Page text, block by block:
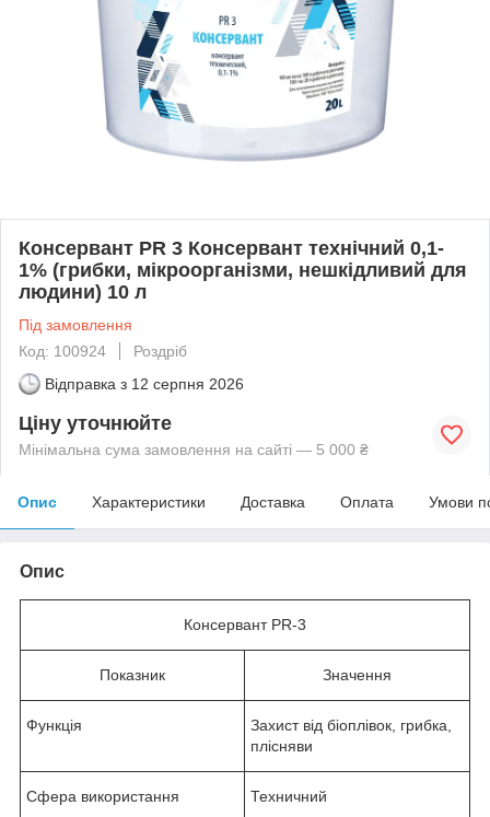
Консервант PR 3 Консервант технічний 0,1-
1% (грибки, мікроорганізми, нешкідливий для
людини) 10 л
Під замовлення
Код: 100924
Роздріб
Відправка з 12 серпня 2026
Ціну уточнюйте
Мінімальна сума замовлення на сайті — 5 000 ₴
Опис Характеристики Доставка Оплата Умови
Опис
Консервант PR-3
Показник Значення
Функція
Захист від біоплівок, грибка,
плісняви
Сфера використання Техничний